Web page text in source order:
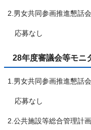
2.男女共同参画推進懇話
応募なし
28年度審議会等モニ
1.男女共同参画推進懇話
応募なし
2.公共施設等総合管理計